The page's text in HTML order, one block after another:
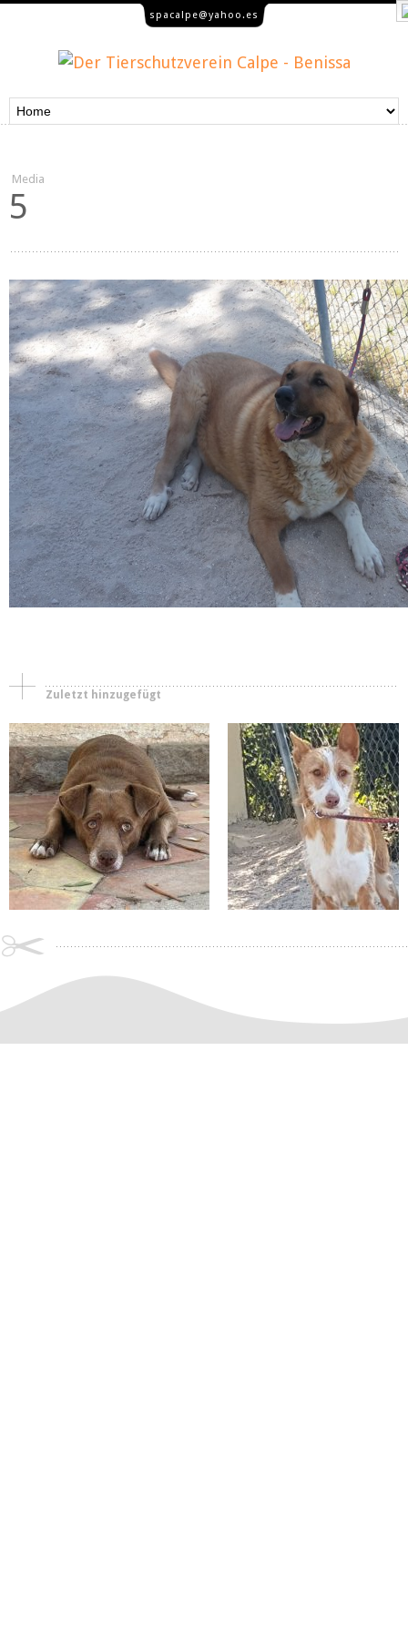
spacalpe@yahoo.es
Media
5
Zuletzt hinzugefügt
Hündinnen
Peggy
Körbchen gefunden
Campana